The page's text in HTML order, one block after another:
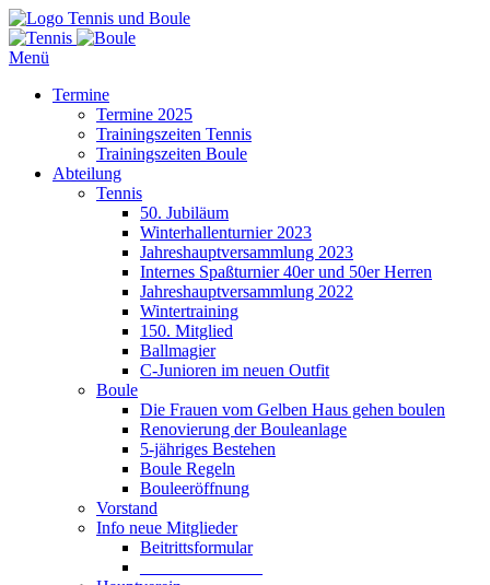
Tennis und Boule
Menü
Termine
Termine 2025
Trainingszeiten Tennis
Trainingszeiten Boule
Abteilung
Tennis
50. Jubiläum
Winterhallenturnier 2023
Jahreshauptversammlung 2023
Internes Spaßturnier 40er und 50er Herren
Jahreshauptversammlung 2022
Wintertraining
150. Mitglied
Ballmagier
C-Junioren im neuen Outfit
Boule
Die Frauen vom Gelben Haus gehen boulen
Renovierung der Bouleanlage
5-jähriges Bestehen
Boule Regeln
Bouleeröffnung
Vorstand
Info neue Mitglieder
Beitrittsformular